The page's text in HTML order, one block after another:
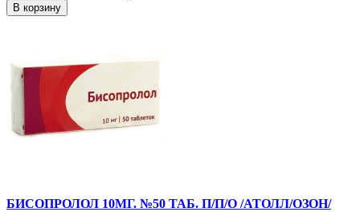
В корзину
БИСОПРОЛОЛ 10МГ. №50 ТАБ. П/П/О /АТОЛЛ/ОЗОН/